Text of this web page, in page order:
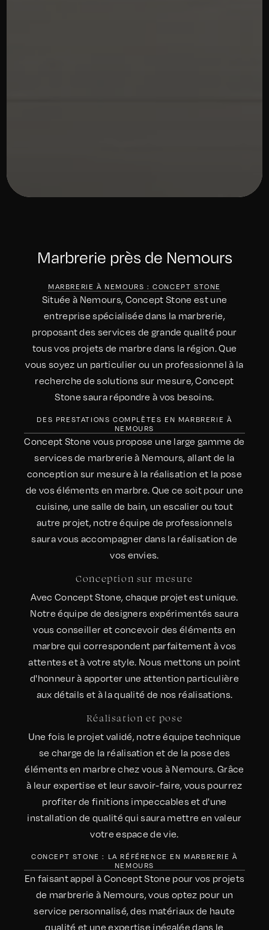
Marbrerie près de Nemours
MARBRERIE À NEMOURS : CONCEPT STONE
Située à Nemours, Concept Stone est une
entreprise spécialisée dans la marbrerie,
proposant des services de grande qualité pour
tous vos projets de marbre dans la région. Que
vous soyez un particulier ou un professionnel à la
recherche de solutions sur mesure, Concept
Stone saura répondre à vos besoins.
DES PRESTATIONS COMPLÈTES EN MARBRERIE À
NEMOURS
Concept Stone vous propose une large gamme de
services de marbrerie à Nemours, allant de la
conception sur mesure à la réalisation et la pose
de vos éléments en marbre. Que ce soit pour une
cuisine, une salle de bain, un escalier ou tout
autre projet, notre équipe de professionnels
saura vous accompagner dans la réalisation de
vos envies.
Conception sur mesure
Avec Concept Stone, chaque projet est unique.
Notre équipe de designers expérimentés saura
vous conseiller et concevoir des éléments en
marbre qui correspondent parfaitement à vos
attentes et à votre style. Nous mettons un point
d'honneur à apporter une attention particulière
aux détails et à la qualité de nos réalisations.
Réalisation et pose
Une fois le projet validé, notre équipe technique
se charge de la réalisation et de la pose des
éléments en marbre chez vous à Nemours. Grâce
à leur expertise et leur savoir-faire, vous pourrez
profiter de finitions impeccables et d'une
installation de qualité qui saura mettre en valeur
votre espace de vie.
CONCEPT STONE : LA RÉFÉRENCE EN MARBRERIE À
NEMOURS
En faisant appel à Concept Stone pour vos projets
de marbrerie à Nemours, vous optez pour un
service personnalisé, des matériaux de haute
qualité et une expertise inégalée dans le